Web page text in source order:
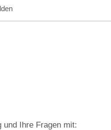
und Ihre Fragen mit: